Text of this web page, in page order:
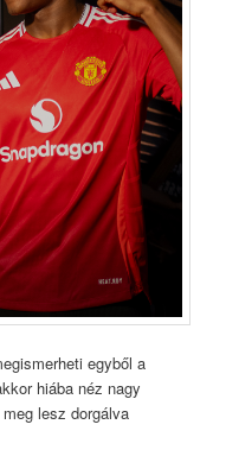
egyből a
hiába néz nagy
lesz dorgálva